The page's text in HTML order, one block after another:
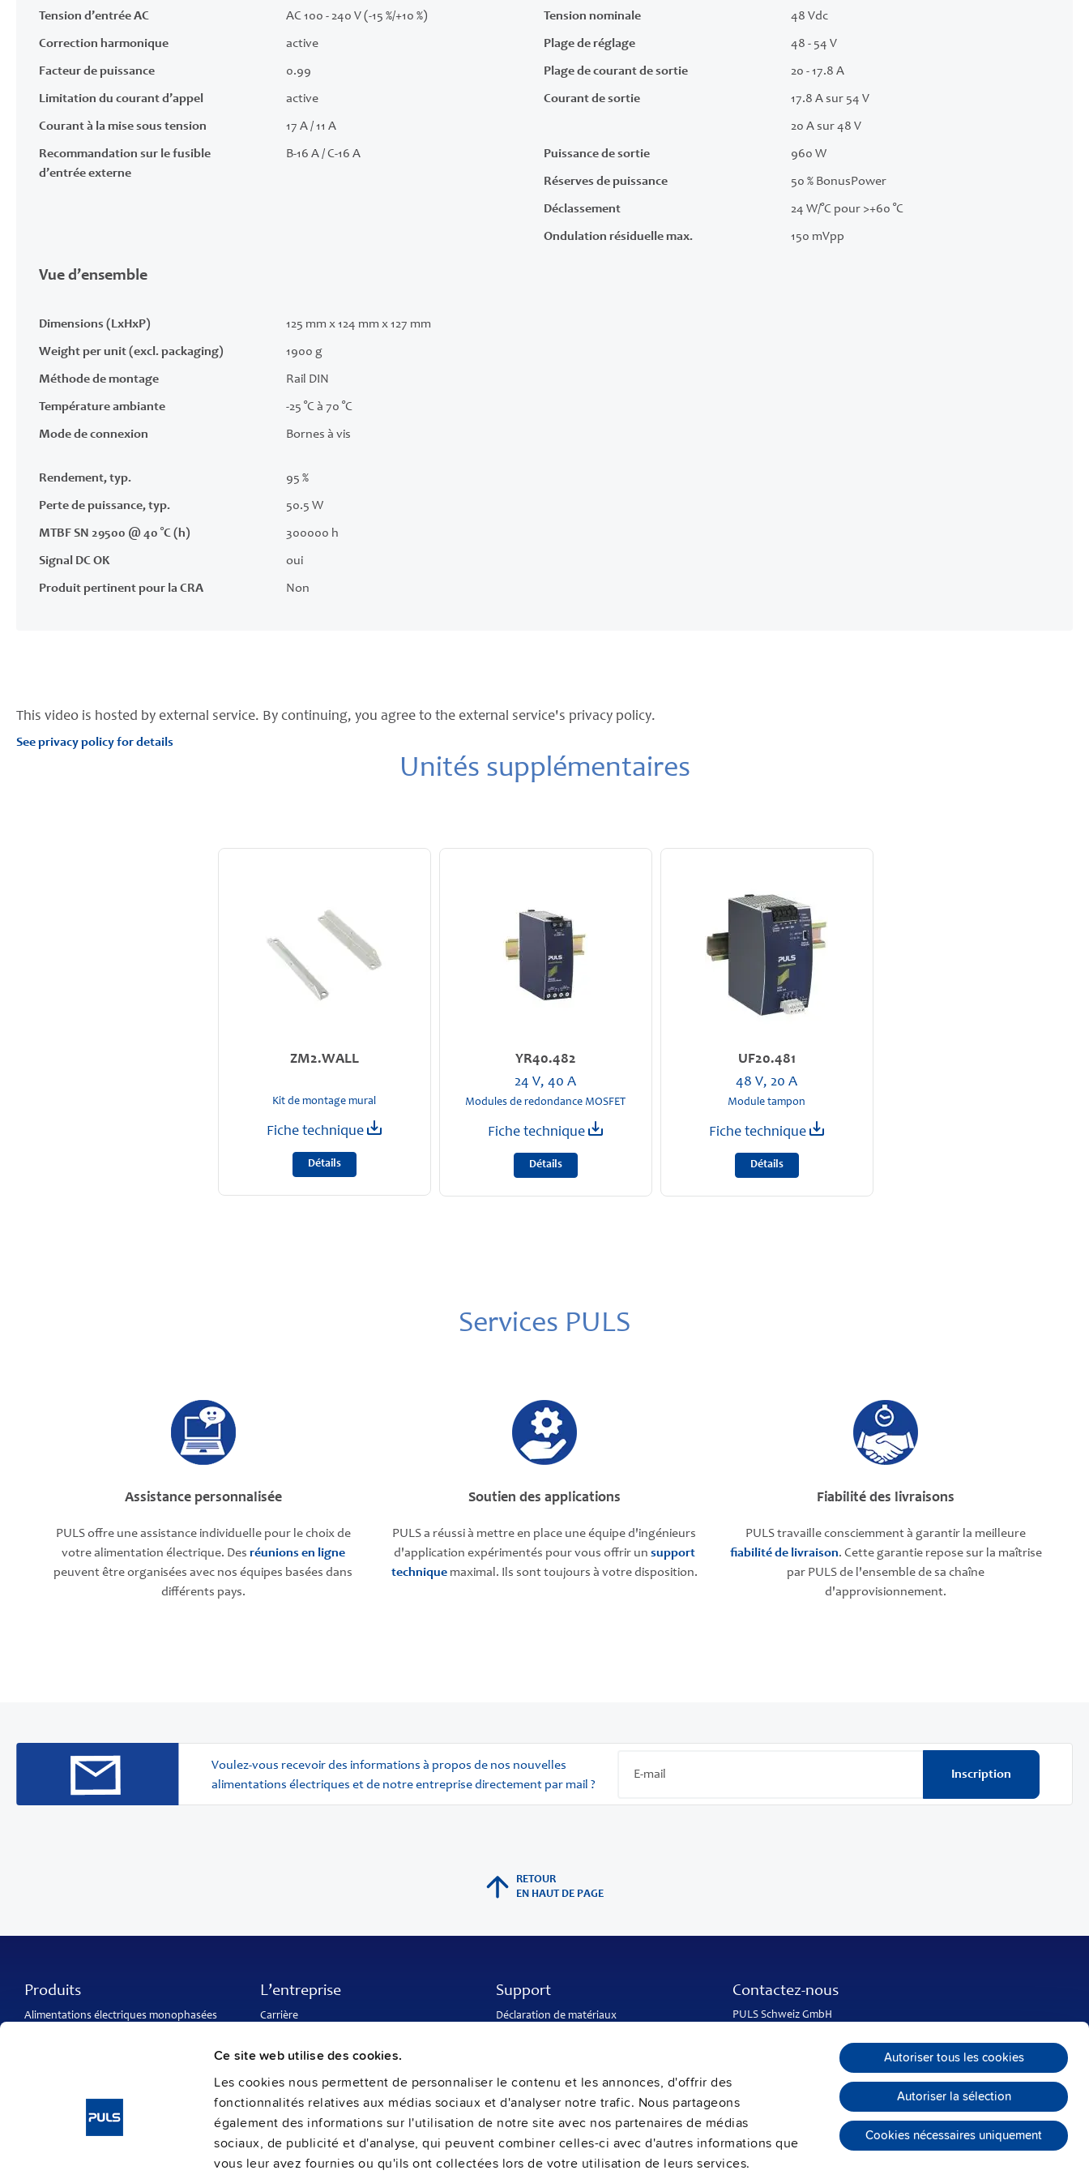
Ce site web utilise des cookies.
Les cookies nous permettent de personnaliser le contenu et les annonces, d'offrir des
fonctionnalités relatives aux médias sociaux et d'analyser notre trafic. Nous partageons
également des informations sur l'utilisation de notre site avec nos partenaires de médias
sociaux, de publicité et d'analyse, qui peuvent combiner celles-ci avec d'autres informations que
vous leur avez fournies ou qu'ils ont collectées lors de votre utilisation de leurs services.
Autoriser tous les cookies
Autoriser la sélection
Cookies nécessaires uniquement
Tension d’entrée AC AC 100 - 240 V (-15 %/+10 %)
Correction harmonique active
Facteur de puissance 0.99
Limitation du courant d’appel active
Courant à la mise sous tension 17 A / 11 A
Recommandation sur le fusible
d’entrée externe
B-16 A / C-16 A
Tension nominale 48 Vdc
Plage de réglage 48 - 54 V
Plage de courant de sortie 20 - 17.8 A
Courant de sortie 17.8 A sur 54 V
20 A sur 48 V
Puissance de sortie 960 W
Réserves de puissance 50 % BonusPower
Déclassement 24 W/°C pour >+60 °C
Ondulation résiduelle max. 150 mVpp
Vue d’ensemble
Dimensions (LxHxP) 125 mm x 124 mm x 127 mm
Weight per unit (excl. packaging) 1900 g
Méthode de montage Rail DIN
Température ambiante -25 °C à 70 °C
Mode de connexion Bornes à vis
Rendement, typ. 95 %
Perte de puissance, typ. 50.5 W
MTBF SN 29500 @ 40 °C (h) 300000 h
Signal DC OK oui
Produit pertinent pour la CRA Non
This video is hosted by external service. By continuing, you agree to the external service's privacy policy.
See privacy policy for details
Unités supplémentaires
ZM2.WALL
Kit de montage mural
Fiche technique
Détails
YR40.482
24 V, 40 A
Modules de redondance MOSFET
Fiche technique
Détails
UF20.481
48 V, 20 A
Module tampon
Fiche technique
Détails
Services PULS
Assistance personnalisée
PULS offre une assistance individuelle pour le choix de
votre alimentation électrique. Des réunions en ligne
peuvent être organisées avec nos équipes basées dans
différents pays.
Soutien des applications
PULS a réussi à mettre en place une équipe d'ingénieurs
d'application expérimentés pour vous offrir un support
techniquemaximal. Ils sont toujours à votre disposition.
Fiabilité des livraisons
PULS travaille consciemment à garantir la meilleure
fiabilité de livraison. Cette garantie repose sur la maîtrise
par PULS de l'ensemble de sa chaîne
d'approvisionnement.
Voulez-vous recevoir des informations à propos de nos nouvelles
alimentations électriques et de notre entreprise directement par mail ?
Inscription
RETOUR
EN HAUT DE PAGE
Produits
Alimentations électriques monophasées
L’entreprise
Carrière
PULS à travers le monde
Support
Déclaration de matériaux
Service clientèle et après-vente
PULS SalesWeb
FAQ
Contactez-nous
PULS Schweiz GmbH
info@puls-power.ch